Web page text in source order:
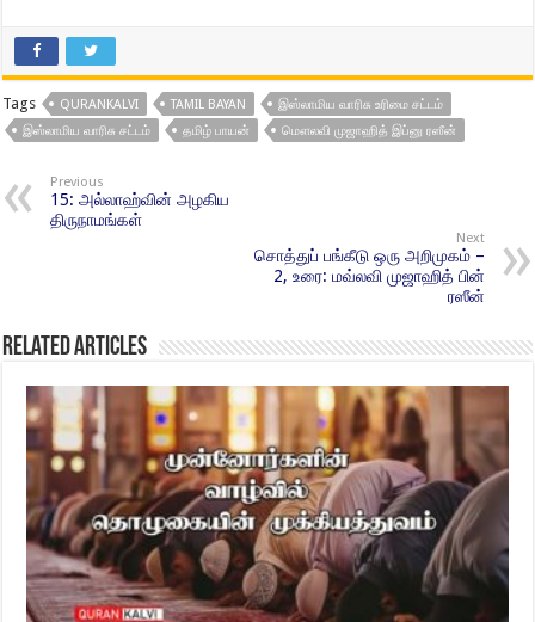
Tags QURANKALVI TAMIL BAYAN
இஸ்லாமிய வாரிசு உரிமை சட்டம்
இஸ்லாமிய வாரிசு சட்டம்
தமிழ் பாயன் மௌலவி முஜாஹித் இப்னு ரஸீன்
Previous
15: அல்லாஹ்வின் அழகிய
திருநாமங்கள்
Next
சொத்துப் பங்கீடு ஒரு அறிமுகம் –
2, உரை: மவ்லவி முஜாஹித் பின்
ரஸீன்
Related Articles